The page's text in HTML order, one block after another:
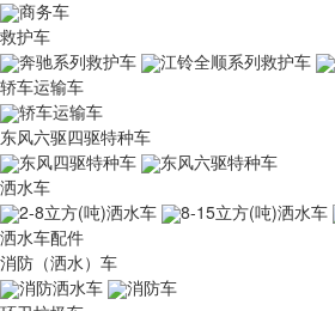
商务车
救护车
奔驰系列救护车
江铃全顺系列救护车
轿车运输车
轿车运输车
东风六驱四驱特种车
东风四驱特种车
东风六驱特种车
洒水车
2-8立方(吨)洒水车
8-15立方(吨)洒水车
洒水车配件
消防（洒水）车
消防洒水车
消防车